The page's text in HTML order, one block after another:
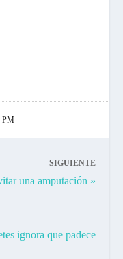
PM
SIGUIENTE
una amputación »
ignora que padece